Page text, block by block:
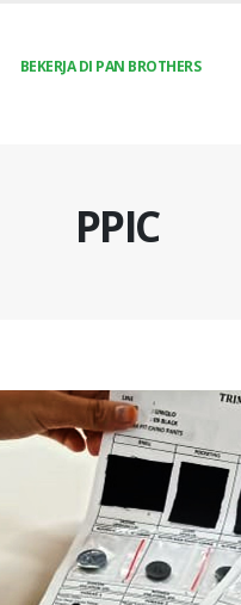
BEKERJA DI PAN BROTHERS
PPIC